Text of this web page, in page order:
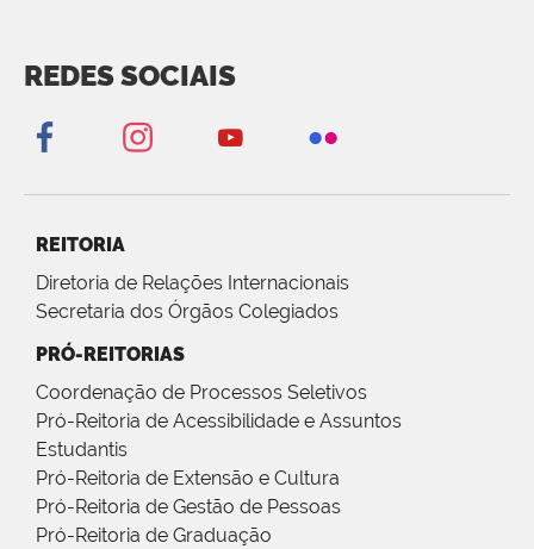
REDES SOCIAIS
REITORIA
Diretoria de Relações Internacionais
Secretaria dos Órgãos Colegiados
PRÓ-REITORIAS
Coordenação de Processos Seletivos
Pró-Reitoria de Acessibilidade e Assuntos
Estudantis
Pró-Reitoria de Extensão e Cultura
Pró-Reitoria de Gestão de Pessoas
Pró-Reitoria de Graduação